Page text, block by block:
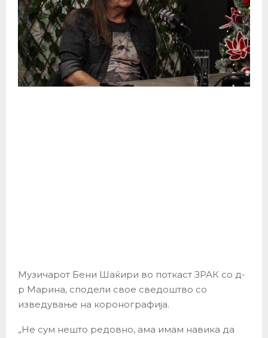
Музичарот Бени Шаќири во поткаст ЗРАК со д-
р Марина, сподели свое сведоштво со
изведување на коронографија.
„Не сум нешто редовно, ама имам навика да